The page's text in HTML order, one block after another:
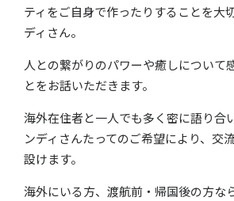
ティをご自身で作ったりすることを大
ディさん。
人との繋がりのパワーや癒しについて
とをお話いただきます。
海外在住者と一人でも多く密に語り合
ンディさんたってのご希望により、交
設けます。
海外にいる方、渡航前・帰国後の方な